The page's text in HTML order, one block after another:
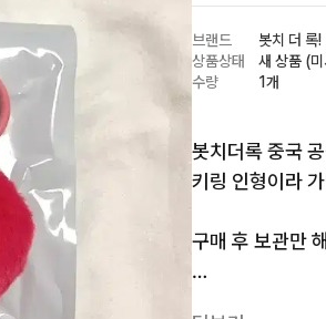
브랜드
봇치 더 록!
상품상태
새 상품 (
수량
1개
봇치더록 중국
키링 인형이라
구매 후 보관만